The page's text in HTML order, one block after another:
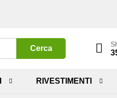
Cerca
RIVESTIMENTI